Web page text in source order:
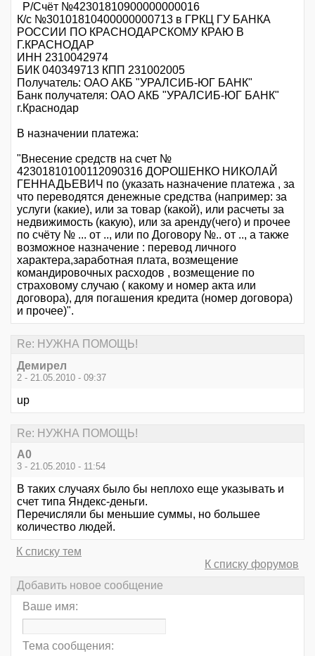
Р/Счёт №42301810900000000016
К/с №30101810400000000713 в ГРКЦ ГУ БАНКА
РОССИИ ПО КРАСНОДАРСКОМУ КРАЮ В
Г.КРАСНОДАР
ИНН 2310042974
БИК 040349713 КПП 231002005
Получатель: ОАО АКБ "УРАЛСИБ-ЮГ БАНК"
Банк получателя: ОАО АКБ "УРАЛСИБ-ЮГ БАНК"
г.Краснодар
В назначении платежа:
"Внесение средств на счет №
42301810100112090316 ДОРОШЕНКО НИКОЛАЙ
ГЕННАДЬЕВИЧ по (указать назначение платежа , за
что переводятся денежные средства (например: за
услуги (какие), или за товар (какой), или расчеты за
недвижимость (какую), или за аренду(чего) и прочее
по счёту № ... от .., или по Договору №.. от .., а также
возможное назначение : перевод личного
характера,заработная плата, возмещение
командировочных расходов , возмещение по
страховому случаю ( какому и номер акта или
договора), для погашения кредита (номер договора)
и прочее)".
Re: НУЖНА ПОМОЩЬ!
Демирел
2 - 21.05.2010 - 09:37
up
Re: НУЖНА ПОМОЩЬ!
А0
3 - 21.05.2010 - 11:54
В таких случаях было бы неплохо еще указывать и
счет типа Яндекс-деньги.
Перечисляли бы меньшие суммы, но большее
количество людей.
К списку тем
К списку форумов
Добавить новое сообщение
Ваше имя:
Тема сообщения: